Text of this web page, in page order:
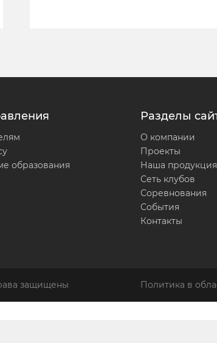
образования
Разделы
О компании
Проекты
Наша продукция
Сеть клубов
Соревнования
События
Контакты
защищены Политика в